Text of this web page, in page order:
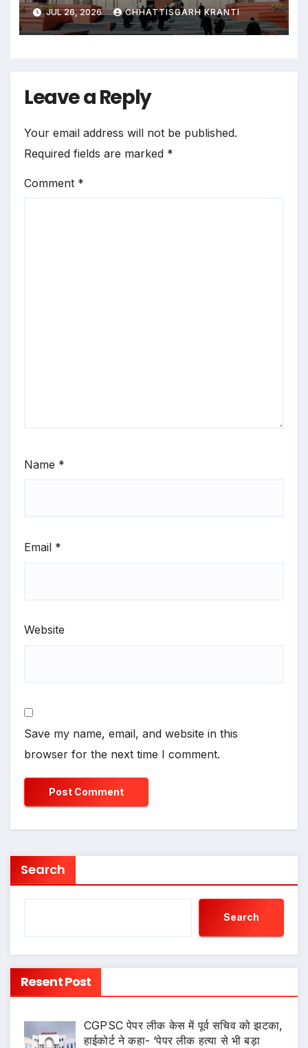
JUL 26, 2026 CHHATTISGARH KRANTI
Leave a Reply
Your email address will not be published.
Required fields are marked *
Comment *
Name *
Email *
Website
Save my name, email, and website in this
browser for the next time I comment.
Search
Search
Resent Post
CGPSC पेपर लीक केस में पूर्व सचिव को झटका,
हाईकोर्ट ने कहा- ‘पेपर लीक हत्या से भी बड़ा